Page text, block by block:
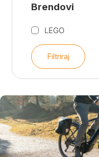
Brendovi
LEGO
Filtriraj